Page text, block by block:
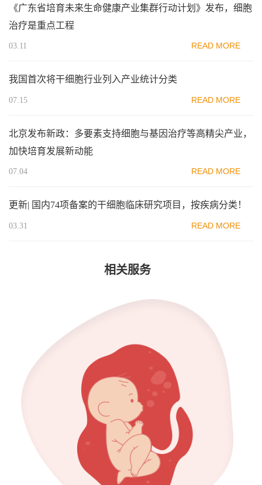
《广东省培育未来生命健康产业集群行动计划》发布，细胞
治疗是重点工程
03.11 READ MORE
我国首次将干细胞行业列入产业统计分类
07.15 READ MORE
北京发布新政：多要素支持细胞与基因治疗等高精尖产业，
加快培育发展新动能
07.04 READ MORE
更新| 国内74项备案的干细胞临床研究项目，按疾病分类！
03.31 READ MORE
相关服务